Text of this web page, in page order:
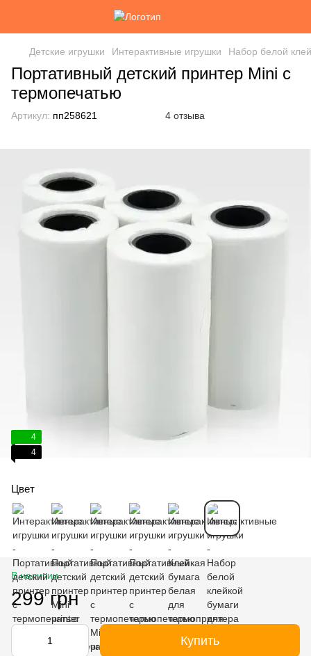
Детские игрушки Интерактивные игрушки Набор белой
Портативный детский принтер Mini с
термопечатью
Артикул: пп258621 4 отзыва
4
4
Цвет
В наличии
299 грн
Купить